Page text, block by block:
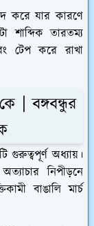
করে যার কারণে
শাব্দিক তারতম্য
টেপ করে রাখা
| বঙ্গবন্ধুর
গুরুত্বপূর্ণ অধ্যায়।
অত্যাচার নিপীড়নে
বাঙালি মার্চ